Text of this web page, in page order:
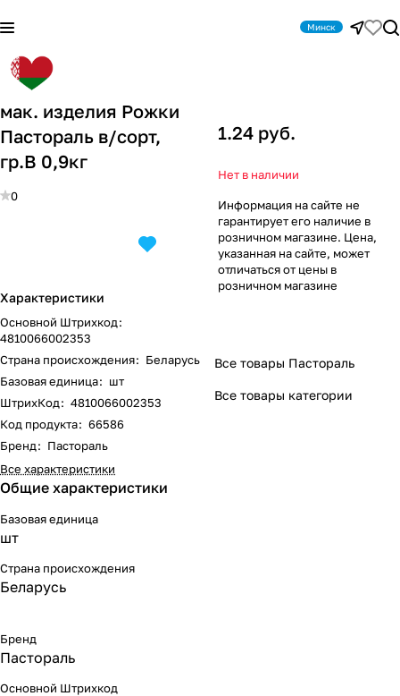
Минск
мак. изделия Рожки
Пастораль в/сорт,
гр.В 0,9кг
0
Характеристики
Основной Штрихкод:
4810066002353
Страна происхождения: Беларусь
Базовая единица: шт
ШтрихКод: 4810066002353
Код продукта: 66586
Бренд: Пастораль
Все характеристики
1.24 руб.
Нет в наличии
Информация на сайте не
гарантирует его наличие в
розничном магазине. Цена,
указанная на сайте, может
отличаться от цены в
розничном магазине
Все товары Пастораль
Все товары категории
Общие характеристики
Базовая единица
шт
Страна происхождения
Беларусь
Бренд
Пастораль
Основной Штрихкод